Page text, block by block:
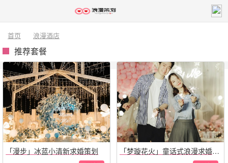
首页 浪漫酒店
推荐套餐
「漫步」冰蓝小清新求婚策划
「梦璇花火」童话式浪漫求婚仪